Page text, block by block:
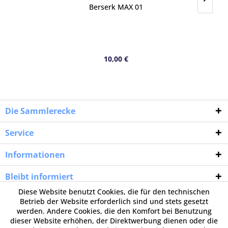
Berserk MAX 01
10,00 €
Die Sammlerecke
Service
Informationen
Bleibt informiert
Diese Website benutzt Cookies, die für den technischen
Betrieb der Website erforderlich sind und stets gesetzt
werden. Andere Cookies, die den Komfort bei Benutzung
dieser Website erhöhen, der Direktwerbung dienen oder die